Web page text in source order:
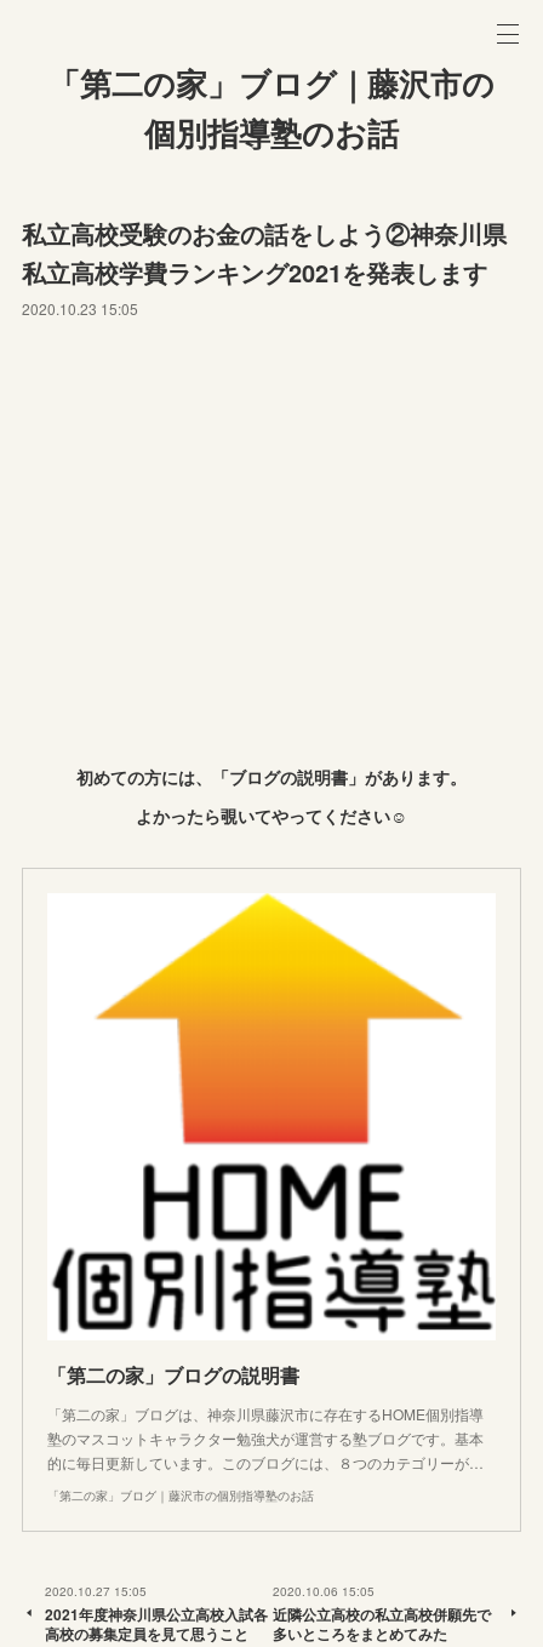
「第二の家」ブログ｜藤沢市の
個別指導塾のお話
私立高校受験のお金の話をしよう②神奈川県
私立高校学費ランキング2021を発表します
2020.10.23 15:05
初めての方には、「ブログの説明書」があります。
よかったら覗いてやってください☺︎
「第二の家」ブログの説明書
「第二の家」ブログは、神奈川県藤沢市に存在するHOME個別指導
塾のマスコットキャラクター勉強犬が運営する塾ブログです。基本
的に毎日更新しています。このブログには、８つのカテゴリーが…
「第二の家」ブログ｜藤沢市の個別指導塾のお話
2020.10.27 15:05
2021年度神奈川県公立高校入試各
高校の募集定員を見て思うこと
2020.10.06 15:05
近隣公立高校の私立高校併願先で
多いところをまとめてみた